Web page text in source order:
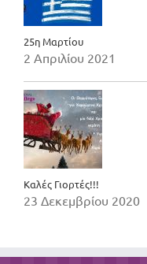
25η Μαρτίου
2 Απριλίου 2021
Καλές Γιορτές!!!
23 Δεκεμβρίου 2020